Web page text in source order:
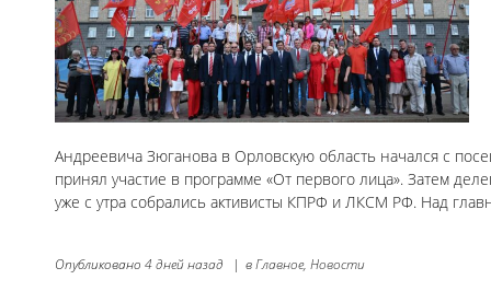
Андреевича Зюганова в Орловскую область начался с
принял участие в программе «От первого лица». Затем
уже с утра собрались активисты КПРФ и ЛКСМ РФ. Над
Опубликовано 4 дней назад | вГлавное, Новости